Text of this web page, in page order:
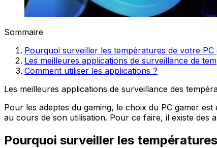
Sommaire
Pourquoi surveiller les températures de votre PC
Les meilleures applications de surveillance de
Comment utiliser les applications ?
Les meilleures applications de surveillance des
Pour les adeptes du gaming, le choix du PC gamer
au cours de son utilisation. Pour ce faire, il existe des
Pourquoi surveiller les